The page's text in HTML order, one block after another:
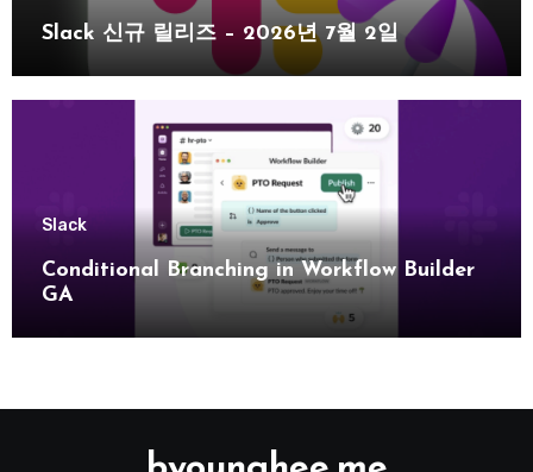
Slack 신규 릴리즈 – 2026년 7월 2일
Slack
Conditional Branching in Workflow Builder
GA